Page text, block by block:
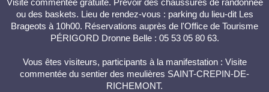
Visite commentée gratuite. Prévoir des chaussures de randonnée
ou des baskets. Lieu de rendez-vous : parking du lieu-dit Les
Brageots à 10h00. Réservations auprès de l'Office de Tourisme
PÉRIGORD Dronne Belle : 05 53 05 80 63.
Vous êtes visiteurs, participants à la manifestation : Visite
commentée du sentier des meulières SAINT-CREPIN-DE-
RICHEMONT.